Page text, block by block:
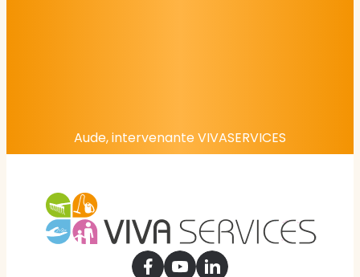
Aude, intervenante VIVASERVICES